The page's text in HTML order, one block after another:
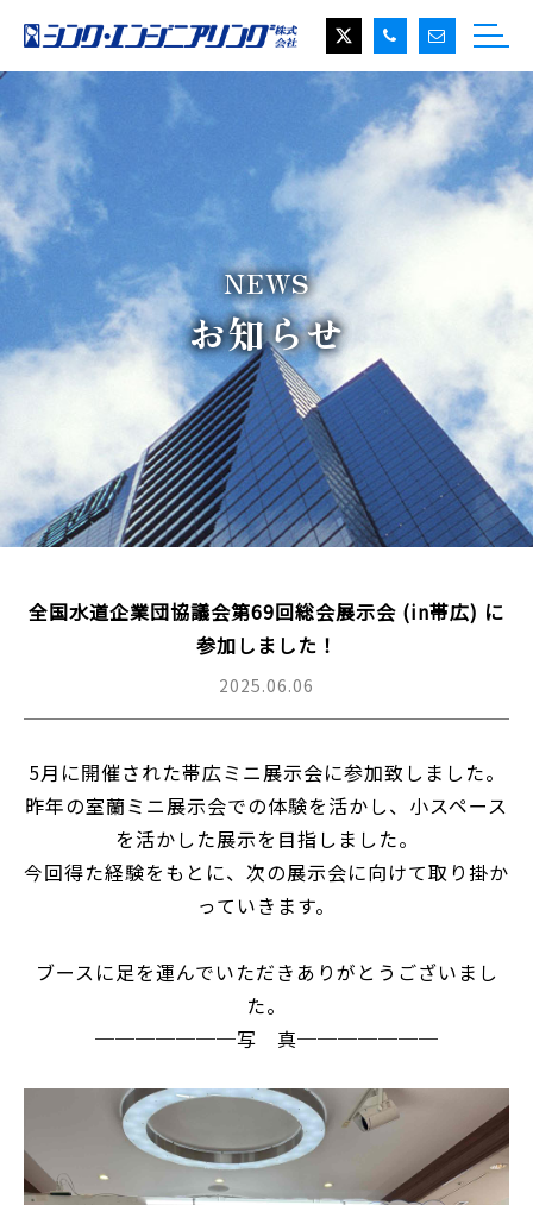
NEWS
お知らせ
全国水道企業団協議会第69回総会展示会 (in帯広) に
参加しました！
2025.06.06
5月に開催された帯広ミニ展示会に参加致しました。
昨年の室蘭ミニ展示会での体験を活かし、小スペース
を活かした展示を目指しました。
今回得た経験をもとに、次の展示会に向けて取り掛か
っていきます。
ブースに足を運んでいただきありがとうございまし
た。
───────写 真───────